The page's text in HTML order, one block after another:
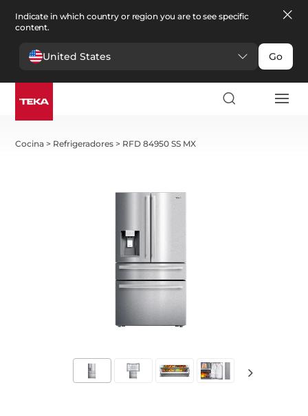
Indicate in which country or region you are to see specific
content.
United States Go
Cocina > Refrigeradores > RFD 84950 SS MX